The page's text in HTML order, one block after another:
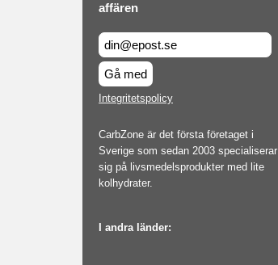
affären
Gå med
Integritetspolicy
CarbZone är det första företaget i
Sverige som sedan 2003 specialiserar
sig på livsmedelsprodukter med lite
kolhydrater.
I andra länder: